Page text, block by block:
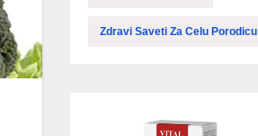
Zdravi Saveti Za Celu Porodicu